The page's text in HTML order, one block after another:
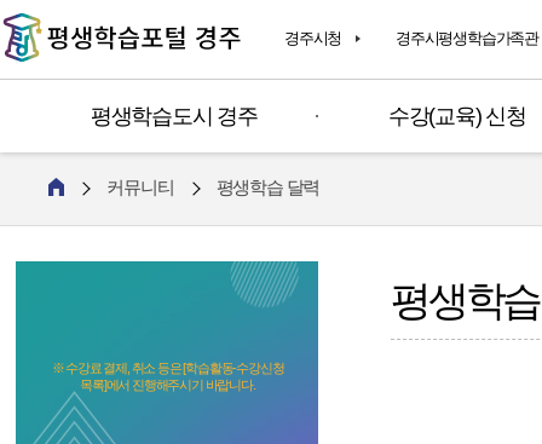
경주시청 경주시평생학습가족관
평생학습도시 경주 수강(교육) 신청
※ 수강료 결제, 취소 등은 [학습활동-수강신청
목록]에서 진행해주시기 바랍니다.
평생학
커뮤니티 평생학습 달력